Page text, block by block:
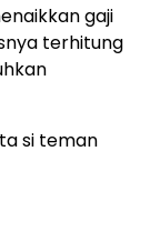
gaji
terhitung
si teman